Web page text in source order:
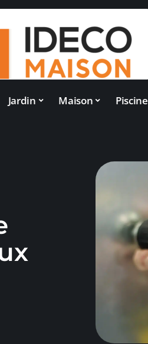
Jardin Maison Piscine